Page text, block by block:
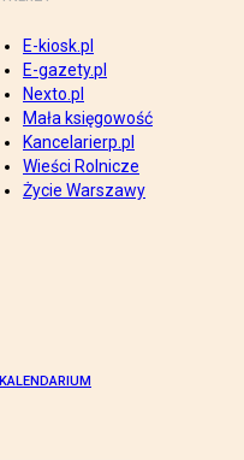
E-kiosk.pl
E-gazety.pl
Nexto.pl
Mała księgowość
Kancelarierp.pl
Wieści Rolnicze
Życie Warszawy
KALENDARIUM